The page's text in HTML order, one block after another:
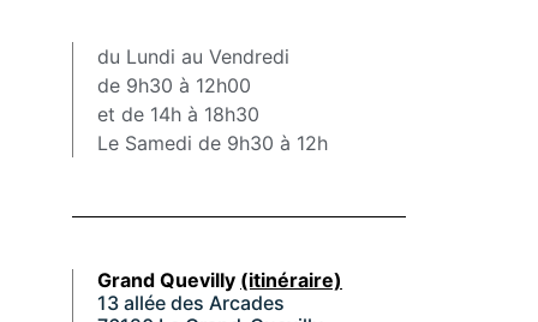
du Lundi au Vendredi
de 9h30 à 12h00
et de 14h à 18h30
Le Samedi de 9h30 à 12h
Grand Quevilly (itinéraire)
13 allée des Arcades